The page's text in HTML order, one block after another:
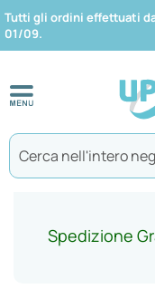
Tutti gli ordini effettuati
01/09.
Spedizione